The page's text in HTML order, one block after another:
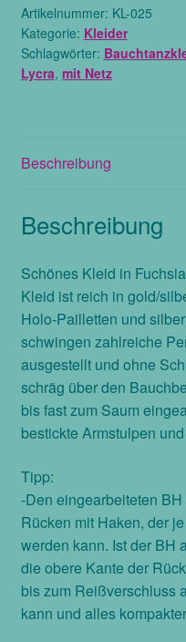
gold/silber
aus
Lycra
mit
M
Artikelnummer: KL-025
Kategorie: Kleider
Schlagwörter:
Lycra, mit Netz
Beschreibung
Beschreibung
Schönes Kleid in
Kleid ist reich in gold/
Holo-Pailletten und
schwingen zahlreiche
ausgestellt und ohne
schräg über den
bis fast zum Saum
bestickte Armstulpen
Tipp:
-Den eingearbeiteten
Rücken mit Haken, der
werden kann. Ist der BH
die obere Kante der
bis zum Reißverschluss
kann und alles